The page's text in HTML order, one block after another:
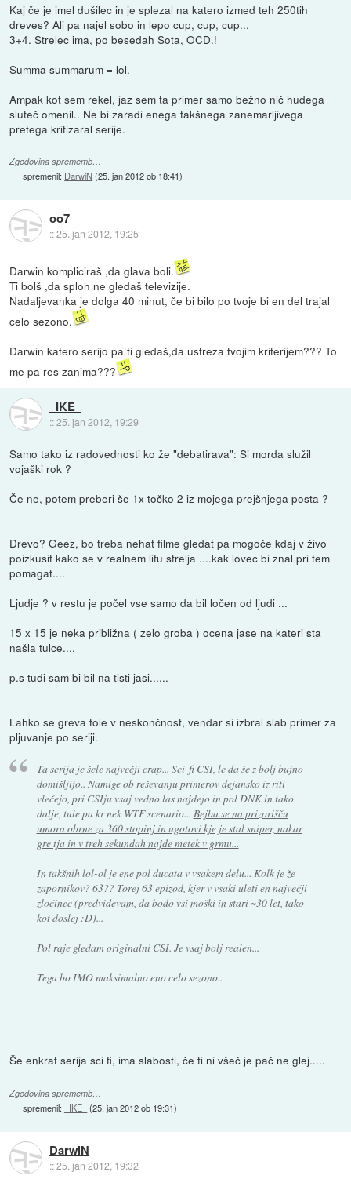
Kaj če je imel dušilec in je splezal na katero izmed teh 250tih
dreves? Ali pa najel sobo in lepo cup, cup, cup...
3+4. Strelec ima, po besedah Sota, OCD.!
Summa summarum = lol.
Ampak kot sem rekel, jaz sem ta primer samo bežno nič hudega
sluteč omenil.. Ne bi zaradi enega takšnega zanemarljivega
pretega kritizaral serije.
Zgodovina sprememb…
spremenil: DarwiN (25. jan 2012 ob 18:41)
oo7
::25. jan 2012, 19:25
Darwin kompliciraš ,da glava boli.
Ti bolš ,da sploh ne gledaš televizije.
Nadaljevanka je dolga 40 minut, če bi bilo po tvoje bi en del trajal
celo sezono.
Darwin katero serijo pa ti gledaš,da ustreza tvojim kriterijem??? To
me pa res zanima???
_IKE_
::25. jan 2012, 19:29
Samo tako iz radovednosti ko že "debatirava": Si morda služil
vojaški rok ?
Če ne, potem preberi še 1x točko 2 iz mojega prejšnjega posta ?
Drevo? Geez, bo treba nehat filme gledat pa mogoče kdaj v živo
poizkusit kako se v realnem lifu strelja ....kak lovec bi znal pri tem
pomagat....
Ljudje ? v restu je počel vse samo da bil ločen od ljudi ...
15 x 15 je neka približna ( zelo groba ) ocena jase na kateri sta
našla tulce....
p.s tudi sam bi bil na tisti jasi......
Lahko se greva tole v neskončnost, vendar si izbral slab primer za
pljuvanje po seriji.
Ta serija je šele največji crap... Sci-fi CSI, le da še z bolj bujno
domišljijo.. Namige ob reševanju primerov dejansko iz riti
vlečejo, pri CSIju vsaj vedno las najdejo in pol DNK in tako
dalje, tule pa kr nek WTF scenario... Bejba se na prizorišču
umora obrne za 360 stopinj in ugotovi kje je stal sniper, nakar
gre tja in v treh sekundah najde metek v grmu...
In takšnih lol-ol je ene pol ducata v vsakem delu... Kolk je že
zapornikov? 63?? Torej 63 epizod, kjer v vsaki uleti en največji
zločinec (predvidevam, da bodo vsi moški in stari ~30 let, tako
kot doslej :D)...
Pol raje gledam originalni CSI. Je vsaj bolj realen...
Tega bo IMO maksimalno eno celo sezono..
Še enkrat serija sci fi, ima slabosti, če ti ni všeč je pač ne glej.....
Zgodovina sprememb…
spremenil: _IKE_ (25. jan 2012 ob 19:31)
DarwiN
::25. jan 2012, 19:32